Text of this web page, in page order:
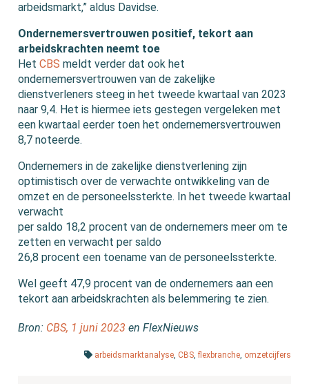
arbeidsmarkt,” aldus Davidse.
Ondernemersvertrouwen positief, tekort aan
arbeidskrachten neemt toe
HetCBS meldt verder dat ook het
ondernemersvertrouwen van de zakelijke
dienstverleners steeg in het tweede kwartaal van 2023
naar 9,4. Het is hiermee iets gestegen vergeleken met
een kwartaal eerder toen het ondernemersvertrouwen
8,7 noteerde.
Ondernemers in de zakelijke dienstverlening zijn
optimistisch over de verwachte ontwikkeling van de
omzet en de personeelssterkte. In het tweede kwartaal
verwacht
per saldo 18,2 procent van de ondernemers meer om te
zetten en verwacht per saldo
26,8 procent een toename van de personeelssterkte.
Wel geeft 47,9 procent van de ondernemers aan een
tekort aan arbeidskrachten als belemmering te zien.
Bron: CBS, 1 juni 2023 en FlexNieuws
arbeidsmarktanalyse, CBS,flexbranche, omzetcijfers